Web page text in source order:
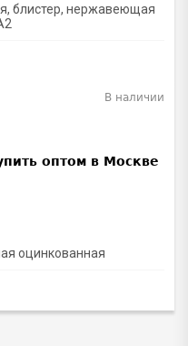
блистер, нержавеющая
оцинкованная
В наличии